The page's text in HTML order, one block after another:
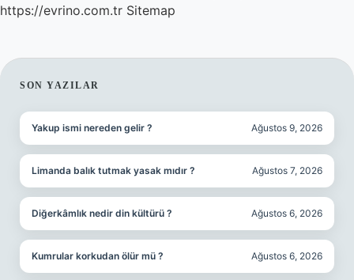
https://evrino.com.tr Sitemap
SIDEBAR
SON YAZILAR
Yakup ismi nereden gelir ? Ağustos 9, 2026
Limanda balık tutmak yasak mıdır ? Ağustos 7, 2026
Diğerkâmlık nedir din kültürü ? Ağustos 6, 2026
Kumrular korkudan ölür mü ? Ağustos 6, 2026